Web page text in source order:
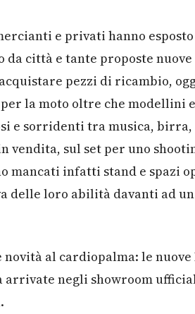
e privati hanno
città e tante proposte
pezzi di ricambio,
la moto oltre che modellini
e sorridenti tra musica, birra,
sul set per uno
mancati infatti stand e spazi
delle loro abilità davanti ad
al cardiopalma: le nuove
arrivate negli showroom